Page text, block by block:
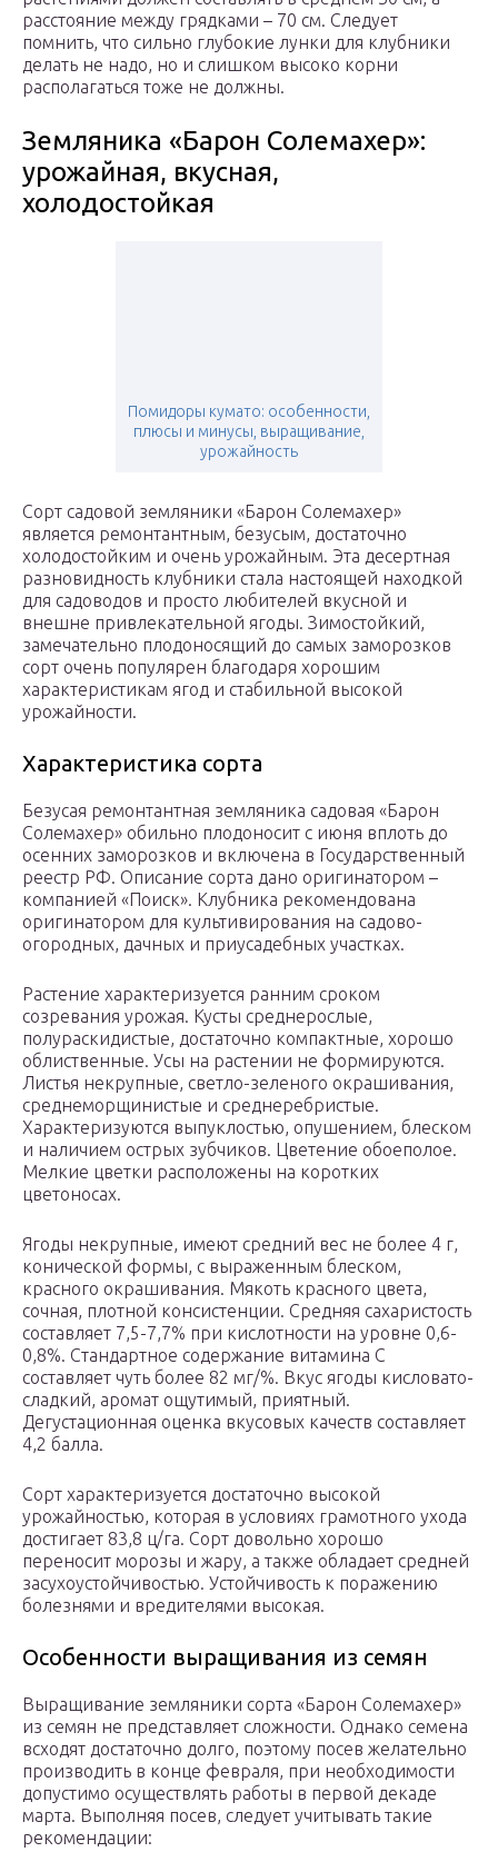
расстояние между грядками – 70 см. Следует
помнить, что сильно глубокие лунки для клубники
делать не надо, но и слишком высоко корни
располагаться тоже не должны.
Земляника «Барон Солемахер»:
урожайная, вкусная,
холодостойкая
Помидоры кумато: особенности,
плюсы и минусы, выращивание,
урожайность
Сорт садовой земляники «Барон Солемахер»
является ремонтантным, безусым, достаточно
холодостойким и очень урожайным. Эта десертная
разновидность клубники стала настоящей находкой
для садоводов и просто любителей вкусной и
внешне привлекательной ягоды. Зимостойкий,
замечательно плодоносящий до самых заморозков
сорт очень популярен благодаря хорошим
характеристикам ягод и стабильной высокой
урожайности.
Характеристика сорта
Безусая ремонтантная земляника садовая «Барон
Солемахер» обильно плодоносит с июня вплоть до
осенних заморозков и включена в Государственный
реестр РФ. Описание сорта дано оригинатором –
компанией «Поиск». Клубника рекомендована
оригинатором для культивирования на садово-
огородных, дачных и приусадебных участках.
Растение характеризуется ранним сроком
созревания урожая. Кусты среднерослые,
полураскидистые, достаточно компактные, хорошо
облиственные. Усы на растении не формируются.
Листья некрупные, светло-зеленого окрашивания,
среднеморщинистые и среднеребристые.
Характеризуются выпуклостью, опушением, блеском
и наличием острых зубчиков. Цветение обоеполое.
Мелкие цветки расположены на коротких
цветоносах.
Ягоды некрупные, имеют средний вес не более 4 г,
конической формы, с выраженным блеском,
красного окрашивания. Мякоть красного цвета,
сочная, плотной консистенции. Средняя сахаристость
составляет 7,5-7,7% при кислотности на уровне 0,6-
0,8%. Стандартное содержание витамина С
составляет чуть более 82 мг/%. Вкус ягоды кисловато-
сладкий, аромат ощутимый, приятный.
Дегустационная оценка вкусовых качеств составляет
4,2 балла.
Сорт характеризуется достаточно высокой
урожайностью, которая в условиях грамотного ухода
достигает 83,8 ц/га. Сорт довольно хорошо
переносит морозы и жару, а также обладает средней
засухоустойчивостью. Устойчивость к поражению
болезнями и вредителями высокая.
Особенности выращивания из семян
Выращивание земляники сорта «Барон Солемахер»
из семян не представляет сложности. Однако семена
всходят достаточно долго, поэтому посев желательно
производить в конце февраля, при необходимости
допустимо осуществлять работы в первой декаде
марта. Выполняя посев, следует учитывать такие
рекомендации: